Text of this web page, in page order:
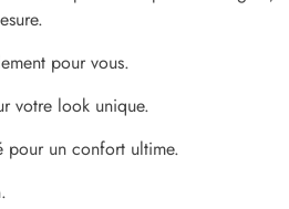
pour vous.
votre look unique.
pour un confort ultime.